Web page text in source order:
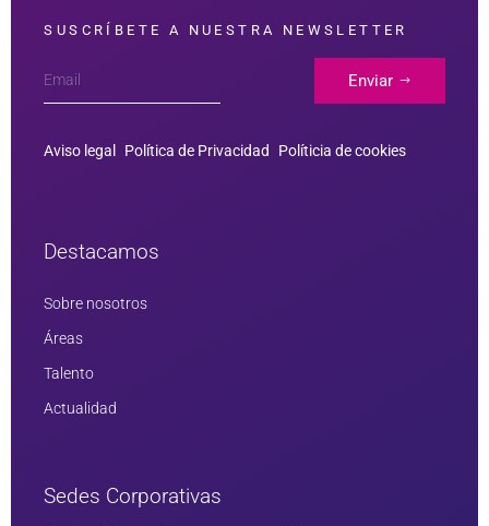
SUSCRÍBETE A NUESTRA NEWSLETTER
Enviar
Aviso legal Política de Privacidad Políticia de cookies
Destacamos
Sobre nosotros
Áreas
Talento
Actualidad
Sedes Corporativas